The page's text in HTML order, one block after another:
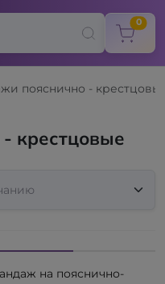
0
пояснично -
крестцовые
на пояснично-